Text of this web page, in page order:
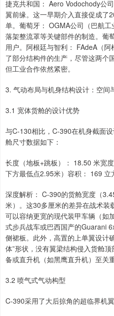
捷克共和国： Aero Vodochody公
翼前缘。这一早期介入直接促成了
单。葡萄牙： OGMA公司（巴航
落架整流罩等关键部件的制造。葡
用户。阿根廷与智利： FAdeA（
了部分结构件的生产，尽管这两个
但工业合作依然紧密。
3. 气动布局与机身结构设计：空间
3.1 宽体货舱的设计优势
与C-130相比，C-390在机身截面
舱尺寸数据如下：
长度（地板+跳板）： 18.50 米宽
下方最低点2.95米）容积： 169 立
深度解析： C-390的货舱宽度（
米）。这30多厘米的差异在战术装
可以容纳更宽的现代装甲车辆（如
式步兵战车或巴西国产的Guarani
侧裙板。此外，高置的上单翼设计
体”形状，没有翼梁结构侵入货舱
备或直升机（如黑鹰直升机）至关重
3.2 喷气式气动构型
C-390采用了大后掠角的超临界机